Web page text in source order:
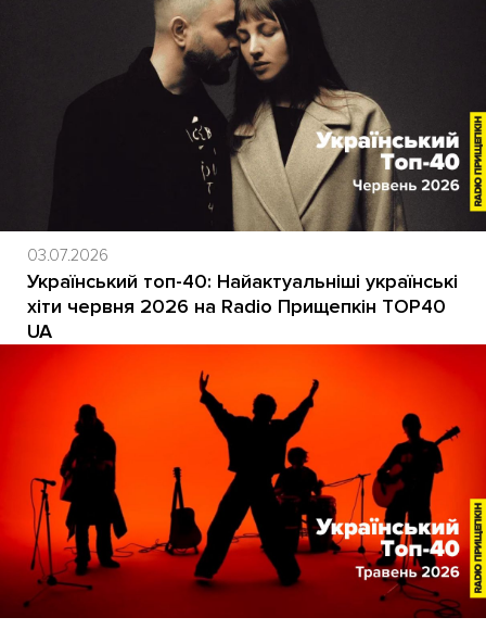
03.07.2026
Український топ-40: Найактуальніші українські
хіти червня 2026 на Radio Прищепкін TOP40
UA